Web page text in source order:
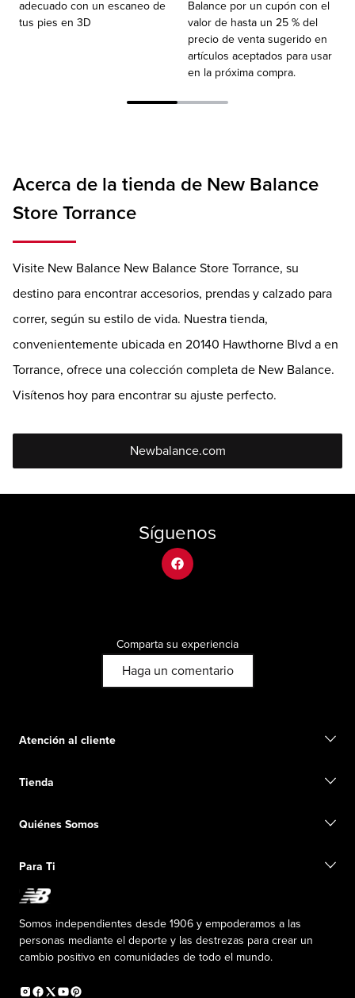
adecuado con un escaneo de
tus pies en 3D
Balance por un cupón con el
valor de hasta un 25 % del
precio de venta sugerido en
artículos aceptados para usar
en la próxima compra.
Acerca de la tienda de New Balance
Store Torrance
Visite New Balance New Balance Store Torrance, su
destino para encontrar accesorios, prendas y calzado para
correr, según su estilo de vida. Nuestra tienda,
convenientemente ubicada en 20140 Hawthorne Blvd a en
Torrance, ofrece una colección completa de New Balance.
Visítenos hoy para encontrar su ajuste perfecto.
Newbalance.com
Síguenos
facebook
Comparta su experiencia
Haga un comentario
Atención al cliente
Iniciar una devolución
Conviértete en miembro
Tienda
Tarjetas de regalo
Exclusiones de ventas
Reconsidered
Quiénes Somos
Liderazgo responsable
Fundación New Balance
Carreras
La PISTA en New Balance
Sala de prensa
Información sobre el plan médico
Para Ti
Descuentos especiales
Programa de afiliados
Productos falsificados
Declaración de accesibilidad
Somos independientes desde 1906 y empoderamos a las
personas mediante el deporte y las destrezas para crear un
cambio positivo en comunidades de todo el mundo.